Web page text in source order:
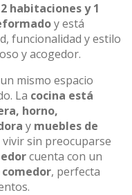
habitaciones y 1
y está
funcionalidad y estilo
y acogedor.
mismo espacio
La cocina está
horno,
y muebles de
sin preocuparse
cuenta con un
, perfecta